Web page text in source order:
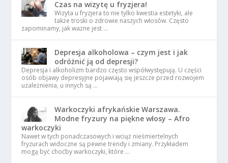
Czas na wizytę u fryzjera!
Wizyta u fryzjera to nie tylko kwestia estetyki, ale
także troski o zdrowie naszych włosów. Często
zapominamy, jak ważne jest …
Depresja alkoholowa – czym jest i jak
odróżnić ją od depresji?
Depresja i alkoholizm bardzo często współwystępują. U części
osób objawy depresyjne pojawiają się jeszcze przed rozwojem
uzależnienia, u innych są …
Warkoczyki afrykańskie Warszawa.
Modne fryzury na piękne włosy – Afro
warkoczyki
Nawet w tych ponadczasowych i wciąż nieśmiertelnych
fryzurach widoczne są pewne trendy i zmiany. Przykładem
mogą być choćby warkoczyki, które …